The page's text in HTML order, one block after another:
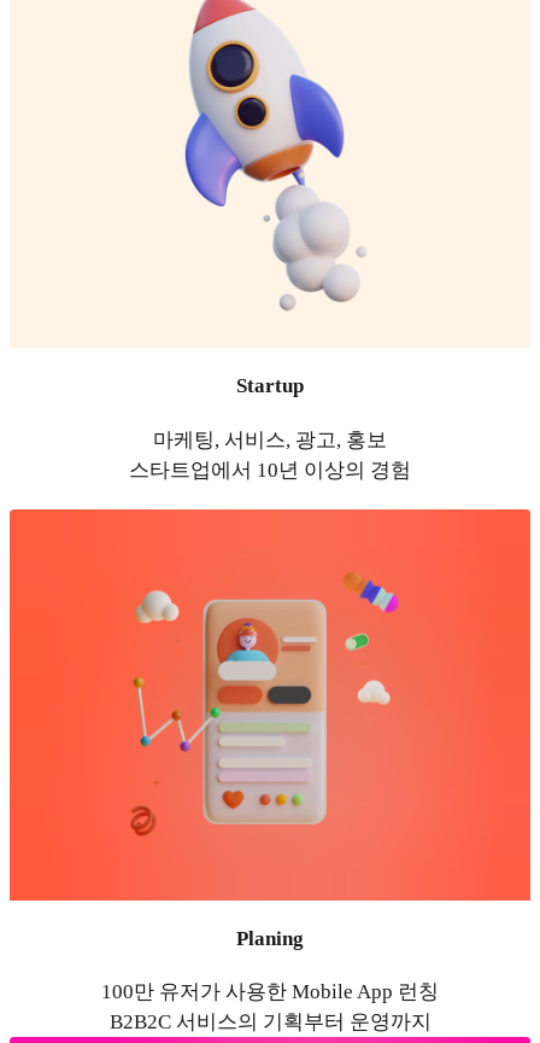
Startup
마케팅, 서비스, 광고, 홍보
스타트업에서 10년 이상의 경험
Planing
100만 유저가 사용한 Mobile App 런칭
B2B2C 서비스의 기획부터 운영까지